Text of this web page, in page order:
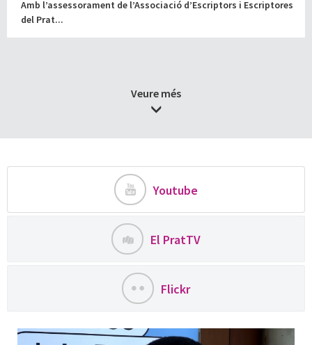
Amb l’assessorament de l’Associació d’Escriptors i Escriptores
del Prat...
Veure més
Youtube
El PratTV
Flickr